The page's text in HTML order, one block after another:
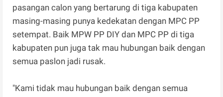
pasangan calon yang bertarung di tiga kabupaten
masing-masing punya kedekatan dengan MPC PP
setempat. Baik MPW PP DIY dan MPC PP di tiga
kabupaten pun juga tak mau hubungan baik dengan
semua paslon jadi rusak.
"Kami tidak mau hubungan baik dengan semua